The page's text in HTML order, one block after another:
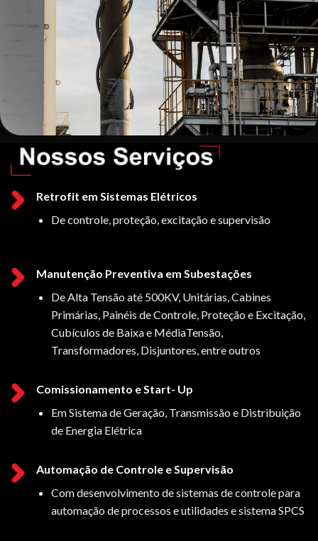
Retrofit em Sistemas Elétricos
De controle, proteção, excitação e supervisão
Manutenção Preventiva em Subestações
De Alta Tensão até 500KV, Unitárias, Cabines
Primárias, Painéis de Controle, Proteção e Excitação,
Cubículos de Baixa e MédiaTensão,
Transformadores, Disjuntores, entre outros
Comissionamento e Start- Up
Em Sistema de Geração, Transmissão e Distribuição
de Energia Elétrica
Automação de Controle e Supervisão
Com desenvolvimento de sistemas de controle para
automação de processos e utilidades e sistema SPCS